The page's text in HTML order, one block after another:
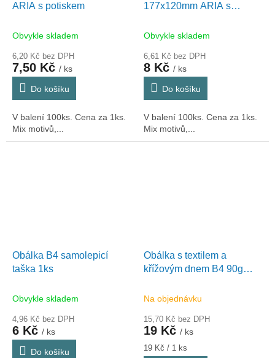
ARIA s potiskem
Obvykle skladem
6,20 Kč bez DPH
7,50 Kč / ks
Do košíku
V balení 100ks. Cena za 1ks.
Mix motivů,...
177x120mm ARIA s
Obvykle skladem
6,61 Kč bez DPH
8 Kč / ks
Do košíku
V balení 100ks. Cena za 1ks.
Mix motivů,...
Obálka B4 samolepicí
taška 1ks
Obvykle skladem
4,96 Kč bez DPH
6 Kč / ks
Do košíku
Obálka s textilem a
křížovým dnem B4 90g
Na objednávku
15,70 Kč bez DPH
19 Kč / ks
Měrná
19 Kč / 1 ks